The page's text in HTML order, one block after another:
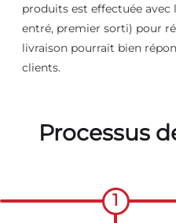
produits est effectuée avec
entré, premier sorti) pour
livraison pourrait bien
clients.
Processus
1